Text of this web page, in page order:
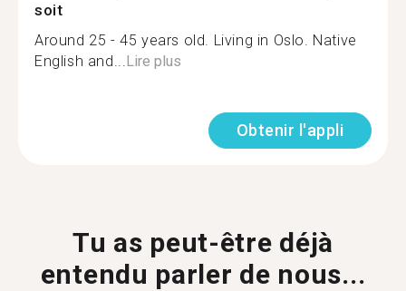
soit
Around 25 - 45 years old. Living in Oslo. Native
English and...Lire plus
Obtenir l'appli
Tu as peut-être déjà
entendu parler de nous...